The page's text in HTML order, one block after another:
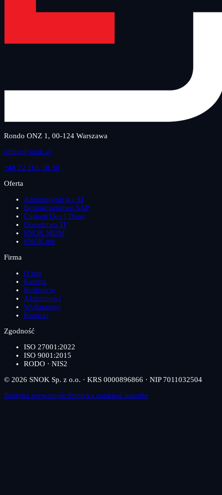
Rondo ONZ 1, 00-124 Warszawa
office@snok.ai
+48 22 161 18 30
Oferta
Automatyzacja i AI
Bezpieczeństwo SAP
Custom Dev i Dane
Doradztwo IT
SNOK MDM
SNOK.me
Firma
O nas
Kariera
Realizacje
Aktualności
Wydarzenia
Kontakt
Zgodność
ISO 27001:2022
ISO 9001:2015
RODO · NIS2
© 2026 SNOK Sp. z o.o. · KRS 0000896866 · NIP 7011032504
Polityka prywatnościPolityka cookiesLinkedIn